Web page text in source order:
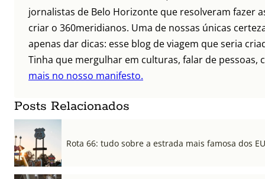
jornalistas de Belo Horizonte que resolveram fazer
criar o 360meridianos. Uma de nossas únicas
apenas dar dicas: esse blog de viagem que seria
Tinha que mergulhar em culturas, falar de
mais no nosso manifesto.
Posts Relacionados
Rota 66: tudo sobre a estrada mais famosa dos